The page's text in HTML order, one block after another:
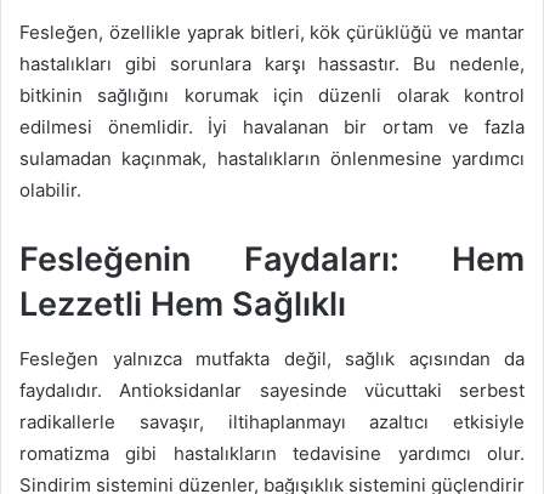
Fesleğen, özellikle yaprak bitleri, kök çürüklüğü ve mantar
hastalıkları gibi sorunlara karşı hassastır. Bu nedenle,
bitkinin sağlığını korumak için düzenli olarak kontrol
edilmesi önemlidir. İyi havalanan bir ortam ve fazla
sulamadan kaçınmak, hastalıkların önlenmesine yardımcı
olabilir.
Fesleğenin Faydaları: Hem
Lezzetli Hem Sağlıklı
Fesleğen yalnızca mutfakta değil, sağlık açısından da
faydalıdır. Antioksidanlar sayesinde vücuttaki serbest
radikallerle savaşır, iltihaplanmayı azaltıcı etkisiyle
romatizma gibi hastalıkların tedavisine yardımcı olur.
Sindirim sistemini düzenler, bağışıklık sistemini güçlendirir